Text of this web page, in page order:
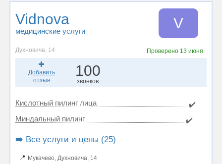
Vidnova
медицинские услуги V
Духновича, 14 Проверено 13 июня
Добавить
отзыв
100
звонков
Кислотный пилинг лица
✔️
Миндальный пилинг
✔️
➡️ Все услуги и цены (25)
📍 Мукачево, Духновича, 14